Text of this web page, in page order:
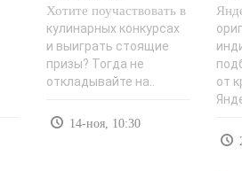
призами. 2012 год.
- «Заработок в..
Хотите поучаствовать в
кулинарных конкурсах
и выиграть стоящие
призы? Тогда не
откладывайте на..
14-ноя, 10:30
от